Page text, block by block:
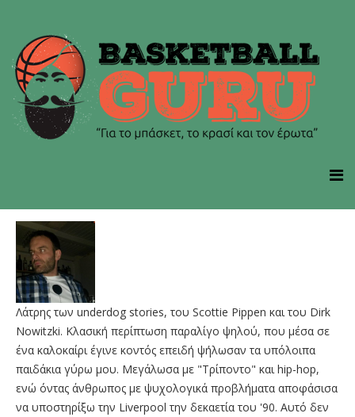
Λάτρης των underdog stories, του Scottie Pippen και του Dirk
Nowitzki. Kλασική περίπτωση παραλίγο ψηλού, που μέσα σε
ένα καλοκαίρι έγινε κοντός επειδή ψήλωσαν τα υπόλοιπα
παιδάκια γύρω μου. Μεγάλωσα με "Τρίποντο" και hip-hop,
ενώ όντας άνθρωπος με ψυχολογικά προβλήματα αποφάσισα
να υποστηρίξω την Liverpool την δεκαετία του '90. Αυτό δεν